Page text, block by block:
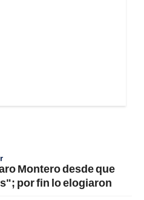
Montero desde que
por fin lo elogiaron